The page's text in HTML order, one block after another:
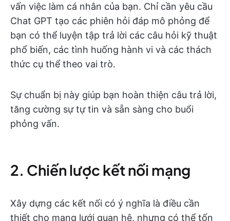
vấn việc làm cá nhân của bạn. Chỉ cần yêu cầu
Chat GPT tạo các phiên hỏi đáp mô phỏng để
bạn có thể luyện tập trả lời các câu hỏi kỹ thuật
phổ biến, các tình huống hành vi và các thách
thức cụ thể theo vai trò.
Sự chuẩn bị này giúp bạn hoàn thiện câu trả lời,
tăng cường sự tự tin và sẵn sàng cho buổi
phỏng vấn.
2. Chiến lược kết nối mạng
Xây dựng các kết nối có ý nghĩa là điều cần
thiết cho mạng lưới quan hệ, nhưng có thể tốn